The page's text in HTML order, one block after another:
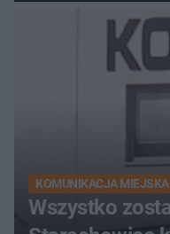
KOMUNIKACJA
Wszystko